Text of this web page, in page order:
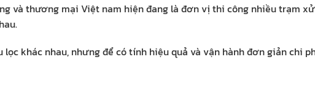
và thương mại Việt nam hiện đang là đơn vị thi công nhiều trạm
khác nhau, nhưng để có tính hiệu quả và vận hành đơn giản chi